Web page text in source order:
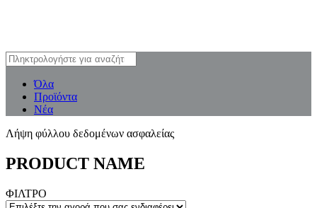
Όλα
Προϊόντα
Νέα
Λήψη φύλλου δεδομένων ασφαλείας
PRODUCT NAME
ΦΙΛΤΡΟ